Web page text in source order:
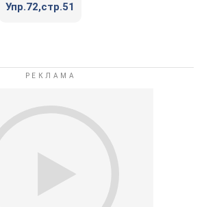
Упр.72,стр.51